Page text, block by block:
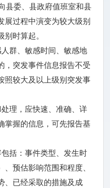
县委、县政府值班室和县
展过程中演变为较大级别
时算起。
人群、敏感时间、敏感地
，突发事件信息报告不受
照较大及以上级别突发事
处理，应快速、准确、详
掌握的信息，可先报告基
包括：事件类型、发生时
预估影响范围和程度、
、已经采取的措施及成